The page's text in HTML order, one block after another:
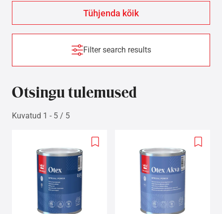
Filter search results
Otsingu tulemused
Kuvatud 1 - 5 / 5
Add
Add